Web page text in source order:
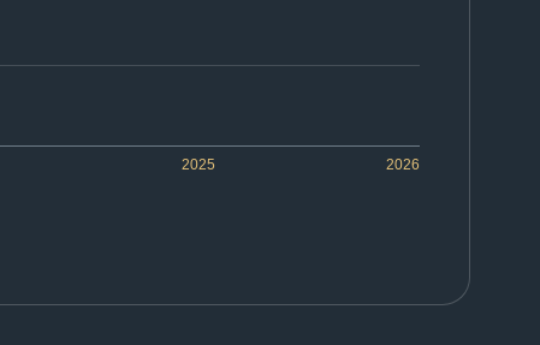
2025 2026